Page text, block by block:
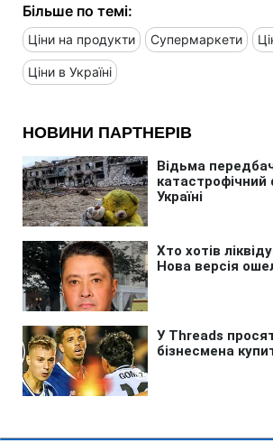
Більше по темі:
Ціни на продукти Супермаркети
Ціни в Україні